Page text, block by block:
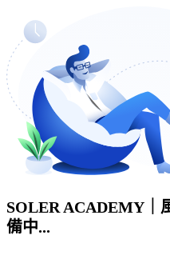
SOLER ACADEMY｜
備中...